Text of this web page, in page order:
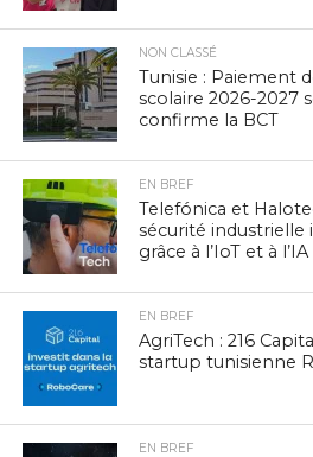
NON CLASSÉ
Tunisie : Paiement
scolaire 2026-2027
confirme la BCT
EN BREF
Telefónica et
sécurité industrielle
grâce à l’IoT et à l’IA
EN BREF
AgriTech : 216
startup tunisienne
EN BREF